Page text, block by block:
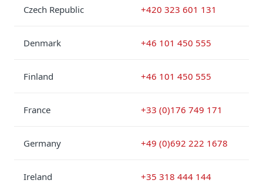
Czech Republic +420 323 601 131
Denmark +46 101 450 555
Finland +46 101 450 555
France +33 (0)176 749 171
Germany +49 (0)692 222 1678
Ireland +35 318 444 144